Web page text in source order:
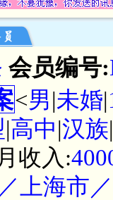
会员编号:
<男|未婚|
|高中|汉族
收入:
上海市